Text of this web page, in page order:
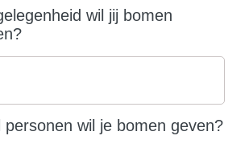
wil jij bomen
personen wil je bomen geven?